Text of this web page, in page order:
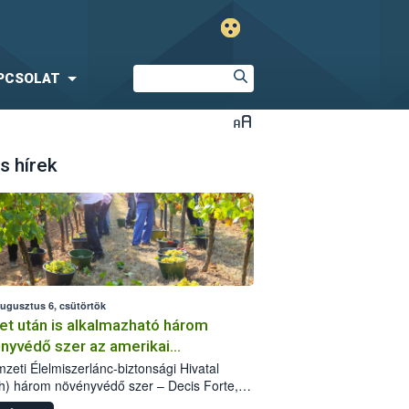
hírek
6, csütörtök
után is alkalmazható három
szer az amerikai
ellen
Élelmiszerlánc-biztonsági Hivatal
három növényvédő szer – Decis Forte,
24 EW, Oroganic – engedélyokiratát